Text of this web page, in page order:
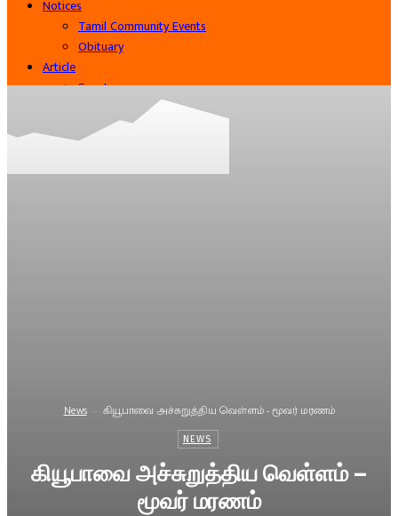
Notices
Tamil Community Events
Obituary
Article
Sports
Community
Contact Us
News கியூபாவை அச்சுறுத்திய வெள்ளம் - மூவர் மரணம்
NEWS
கியூபாவை அச்சுறுத்திய வெள்ளம் –
மூவர் மரணம்